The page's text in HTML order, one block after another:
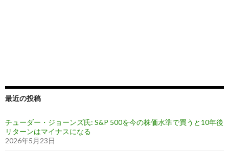
最近の投稿
チューダー・ジョーンズ氏: S&P 500を今の株価水準で買うと10年後
リターンはマイナスになる
2026年5月23日